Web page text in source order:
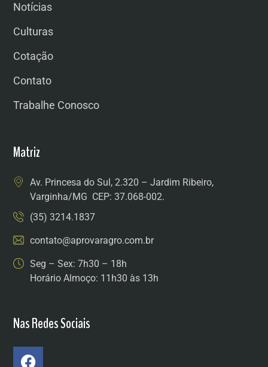
Notícias
Culturas
Cotação
Contato
Trabalhe Conosco
Matriz
Av. Princesa do Sul, 2.320 – Jardim Ribeiro,
Varginha/MG CEP: 37.068-002.
(35) 3214.1837
contato@aprovaragro.com.br
Seg – Sex: 7h30 – 18h
Horário Almoço: 11h30 às 13h
Nas Redes Sociais